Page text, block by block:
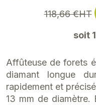
118,66 €HT
soit
Affûteuse de forets
diamant longue
rapidement et
13 mm de diamètre.